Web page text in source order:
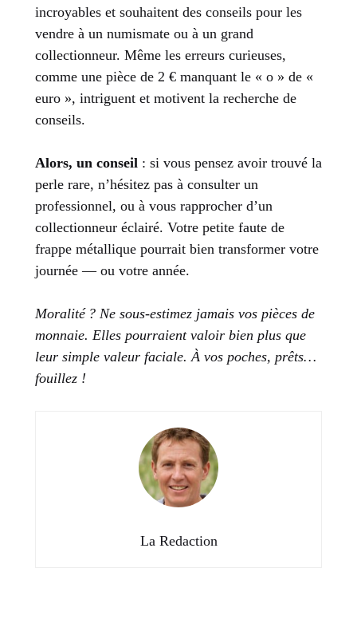
incroyables et souhaitent des conseils pour les
vendre à un numismate ou à un grand
collectionneur. Même les erreurs curieuses,
comme une pièce de 2 € manquant le « o » de «
euro », intriguent et motivent la recherche de
conseils.
Alors, un conseil : si vous pensez avoir trouvé la
perle rare, n’hésitez pas à consulter un
professionnel, ou à vous rapprocher d’un
collectionneur éclairé. Votre petite faute de
frappe métallique pourrait bien transformer votre
journée — ou votre année.
Moralité ? Ne sous-estimez jamais vos pièces de
monnaie. Elles pourraient valoir bien plus que
leur simple valeur faciale. À vos poches, prêts…
fouillez !
La Redaction